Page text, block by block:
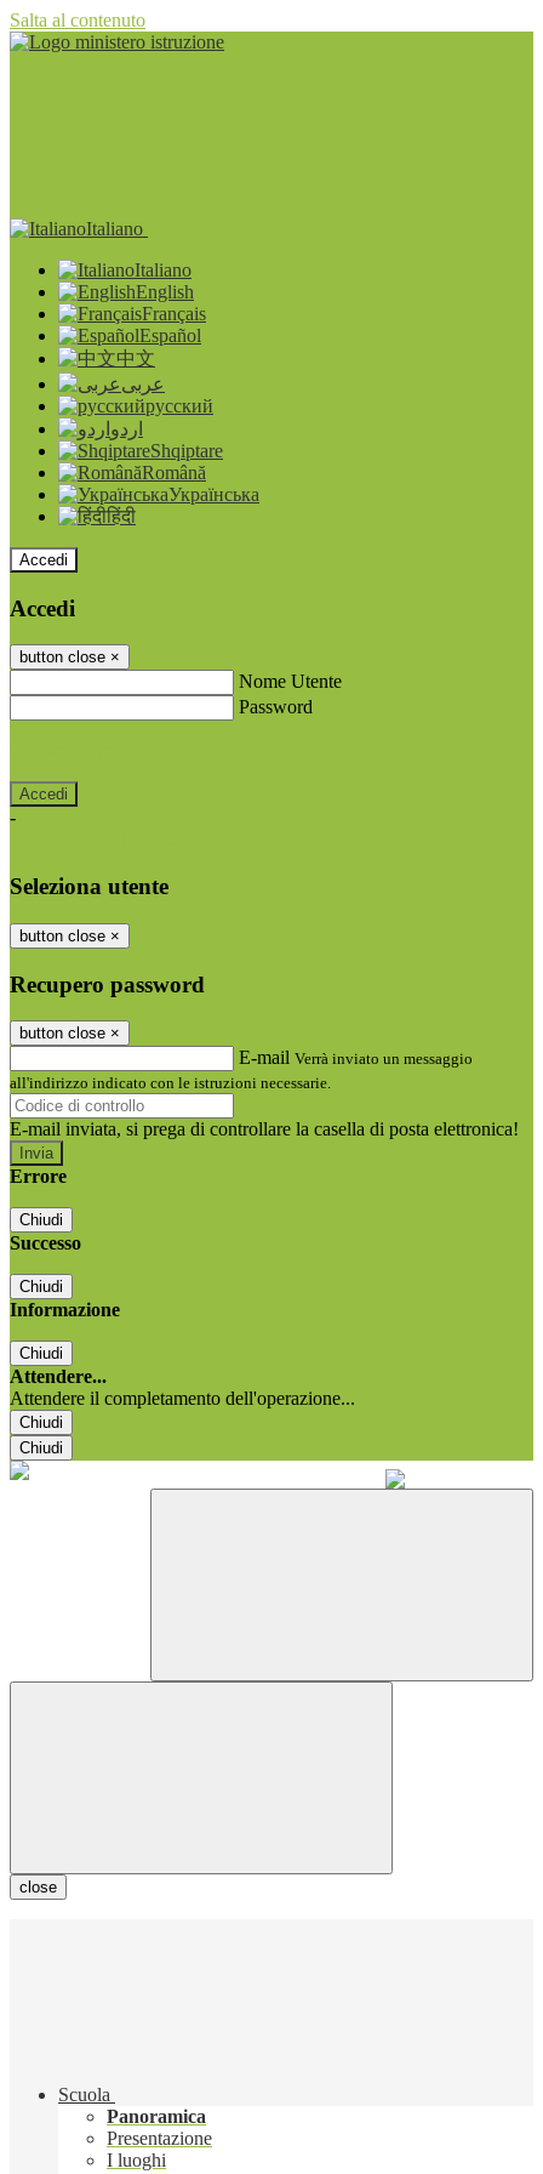
Salta al contenuto
Italiano
Italiano
English
Français
Español
中文
عربى
русский
اردو
Shqiptare
Română
Українська
हिंदी
Accedi
Accedi
button close ×
Nome Utente
Password
-
Seleziona utente
button close ×
Recupero password
button close ×
E-mail Verrà inviato un messaggio
all'indirizzo indicato con le istruzioni necessarie.
E-mail inviata, si prega di controllare la casella di posta elettronica!
Errore
Chiudi
Successo
Chiudi
Informazione
Chiudi
Attendere...
Attendere il completamento dell'operazione...
Chiudi
Chiudi
close
Scuola
Panoramica
Presentazione
I luoghi